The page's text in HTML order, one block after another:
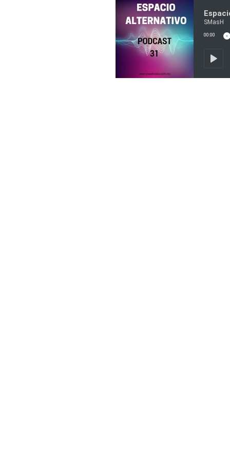
SMasH
00:00